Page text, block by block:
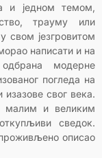
и једном темом,
трауму или
свом језгровитом
написати и на
модерне
погледа на
свог века.
и великим
сведок.
описао